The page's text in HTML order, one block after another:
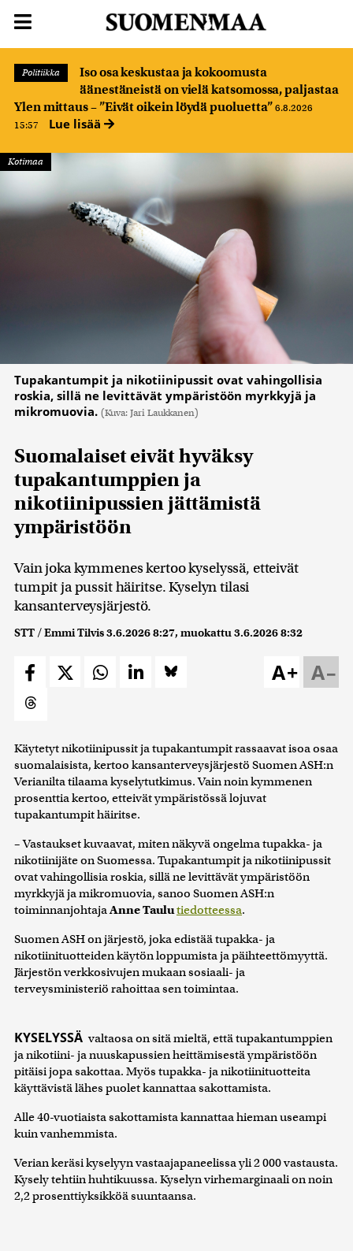
Politiikka
Iso osa keskustaa ja kokoomusta
äänestäneistä on vielä katsomossa, paljastaa
Ylen mittaus – ”Eivät oikein löydä puoluetta” 6.8.2026
15:57
Lue lisää
Kotimaa
Tupakantumpit ja nikotiinipussit ovat vahingollisia
roskia, sillä ne levittävät ympäristöön myrkkyjä ja
mikromuovia. (Kuva: Jari Laukkanen)
Suomalaiset eivät hyväksy
tupakantumppien ja
nikotiinipussien jättämistä
ympäristöön
Vain joka kymmenes kertoo kyselyssä, etteivät
tumpit ja pussit häiritse. Kyselyn tilasi
kansanterveysjärjestö.
STT / Emmi Tilvis3.6.2026 8:27, muokattu3.6.2026 8:32
A–
A+
Käytetyt nikotiinipussit ja tupakantumpit rassaavat isoa osaa
suomalaisista, kertoo kansanterveysjärjestö Suomen ASH:n
Verianilta tilaama kyselytutkimus. Vain noin kymmenen
prosenttia kertoo, etteivät ympäristössä lojuvat
tupakantumpit häiritse.
– Vastaukset kuvaavat, miten näkyvä ongelma tupakka- ja
nikotiinijäte on Suomessa. Tupakantumpit ja nikotiinipussit
ovat vahingollisia roskia, sillä ne levittävät ympäristöön
myrkkyjä ja mikromuovia, sanoo Suomen ASH:n
toiminnanjohtajaAnne Taulutiedotteessa.
Suomen ASH on järjestö, joka edistää tupakka- ja
nikotiinituotteiden käytön loppumista ja päihteettömyyttä.
Järjestön verkkosivujen mukaan sosiaali- ja
terveysministeriö rahoittaa sen toimintaa.
KYSELYSSÄ valtaosa on sitä mieltä, että tupakantumppien
ja nikotiini- ja nuuskapussien heittämisestä ympäristöön
pitäisi jopa sakottaa. Myös tupakka- ja nikotiinituotteita
käyttävistä lähes puolet kannattaa sakottamista.
Alle 40-vuotiaista sakottamista kannattaa hieman useampi
kuin vanhemmista.
Verian keräsi kyselyyn vastaajapaneelissa yli 2 000 vastausta.
Kysely tehtiin huhtikuussa. Kyselyn virhemarginaali on noin
2,2 prosenttiyksikköä suuntaansa.